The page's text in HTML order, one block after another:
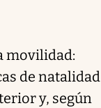
movilidad:
de natalidad
y, según